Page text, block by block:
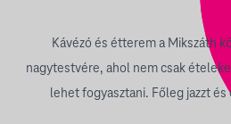
Kávézó és étterem a Mikszáth
nagytestvére, ahol nem csak
lehet fogyasztani. Főleg jazzt és